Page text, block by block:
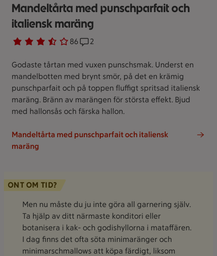
Mandeltårta med punschparfait och
italiensk maräng
Betyg 3.6 av 5. 86
86 personer har röstatReceptet har 2 kommentarer
2
Godaste tårtan med vuxen punschsmak. Underst en
mandelbotten med brynt smör, på det en krämig
punschparfait och på toppen fluffigt spritsad italiensk
maräng. Bränn av marängen för största effekt. Bjud
med hallonsås och färska hallon.
Mandeltårta med punschparfait och italiensk
maräng
ONT OM TID?
Men nu måste du ju inte göra all garnering själv.
Ta hjälp av ditt närmaste konditori eller
botanisera i kak- och godishyllorna i mataffären.
I dag finns det ofta söta minimaränger och
minimarschmallows att köpa färdigt, liksom